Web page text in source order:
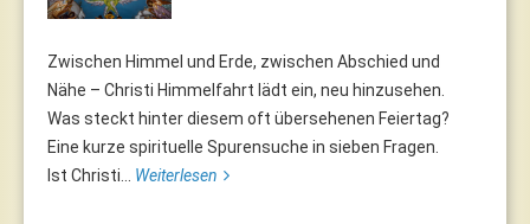
Zwischen Himmel und Erde, zwischen Abschied und
Nähe – Christi Himmelfahrt lädt ein, neu hinzusehen.
Was steckt hinter diesem oft übersehenen Feiertag?
Eine kurze spirituelle Spurensuche in sieben Fragen.
Ist Christi... Weiterlesen